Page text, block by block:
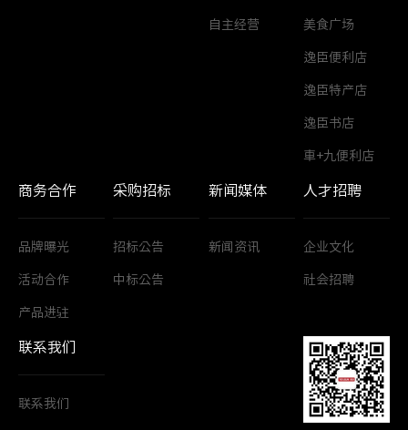
自主经营 美食广场
逸臣便利店
逸臣特产店
逸臣书店
車+九便利店
商务合作
品牌曝光
活动合作
产品进驻
采购招标
招标公告
中标公告
新闻媒体
新闻资讯
人才招聘
企业文化
社会招聘
联系我们
联系我们